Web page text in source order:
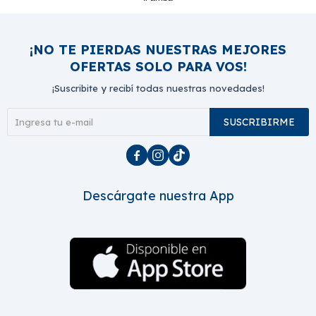
¡NO TE PIERDAS NUESTRAS MEJORES
OFERTAS SOLO PARA VOS!
¡Suscribite y recibí todas nuestras novedades!
SUSCRIBIRME
  
Descárgate nuestra App